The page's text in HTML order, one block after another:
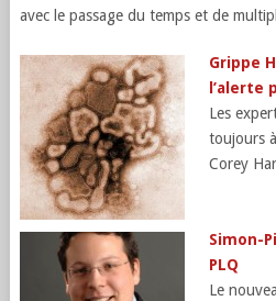
avec le passage du temps et de
Grippe
l’alerte
Les
toujours
Corey
Simon-
PLQ
Le